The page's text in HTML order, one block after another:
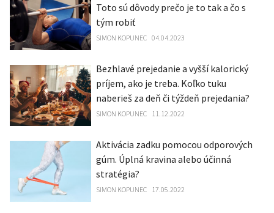
Toto sú dôvody prečo je to tak a čo s
tým robiť
SIMON KOPUNEC 04.04.2023
Bezhlavé prejedanie a vyšší kalorický
príjem, ako je treba. Koľko tuku
naberieš za deň či týždeň prejedania?
SIMON KOPUNEC 11.12.2022
Aktivácia zadku pomocou odporových
gúm. Úplná kravina alebo účinná
stratégia?
SIMON KOPUNEC 17.05.2022